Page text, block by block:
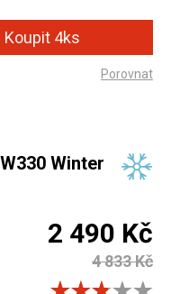
Porovnat
Winter
2 490 Kč
4 833 Kč